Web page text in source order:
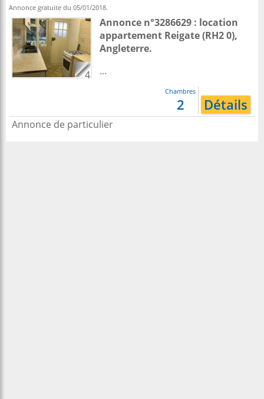
Annonce gratuite du 05/01/2018.
4
Annonce n°3286629 : location
appartement Reigate(RH2 0),
Angleterre.
...
Chambres
2 Détails
Annonce de particulier